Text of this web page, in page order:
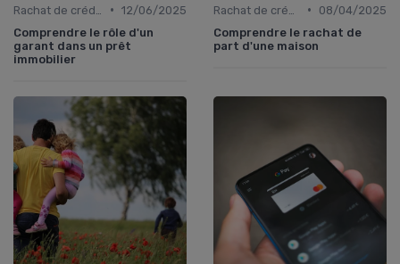
• 12/06/2025
Comprendre le rôle d'un
garant dans un prêt
immobilier
•
08/04/2025
Comprendre le rachat de
part d'une maison